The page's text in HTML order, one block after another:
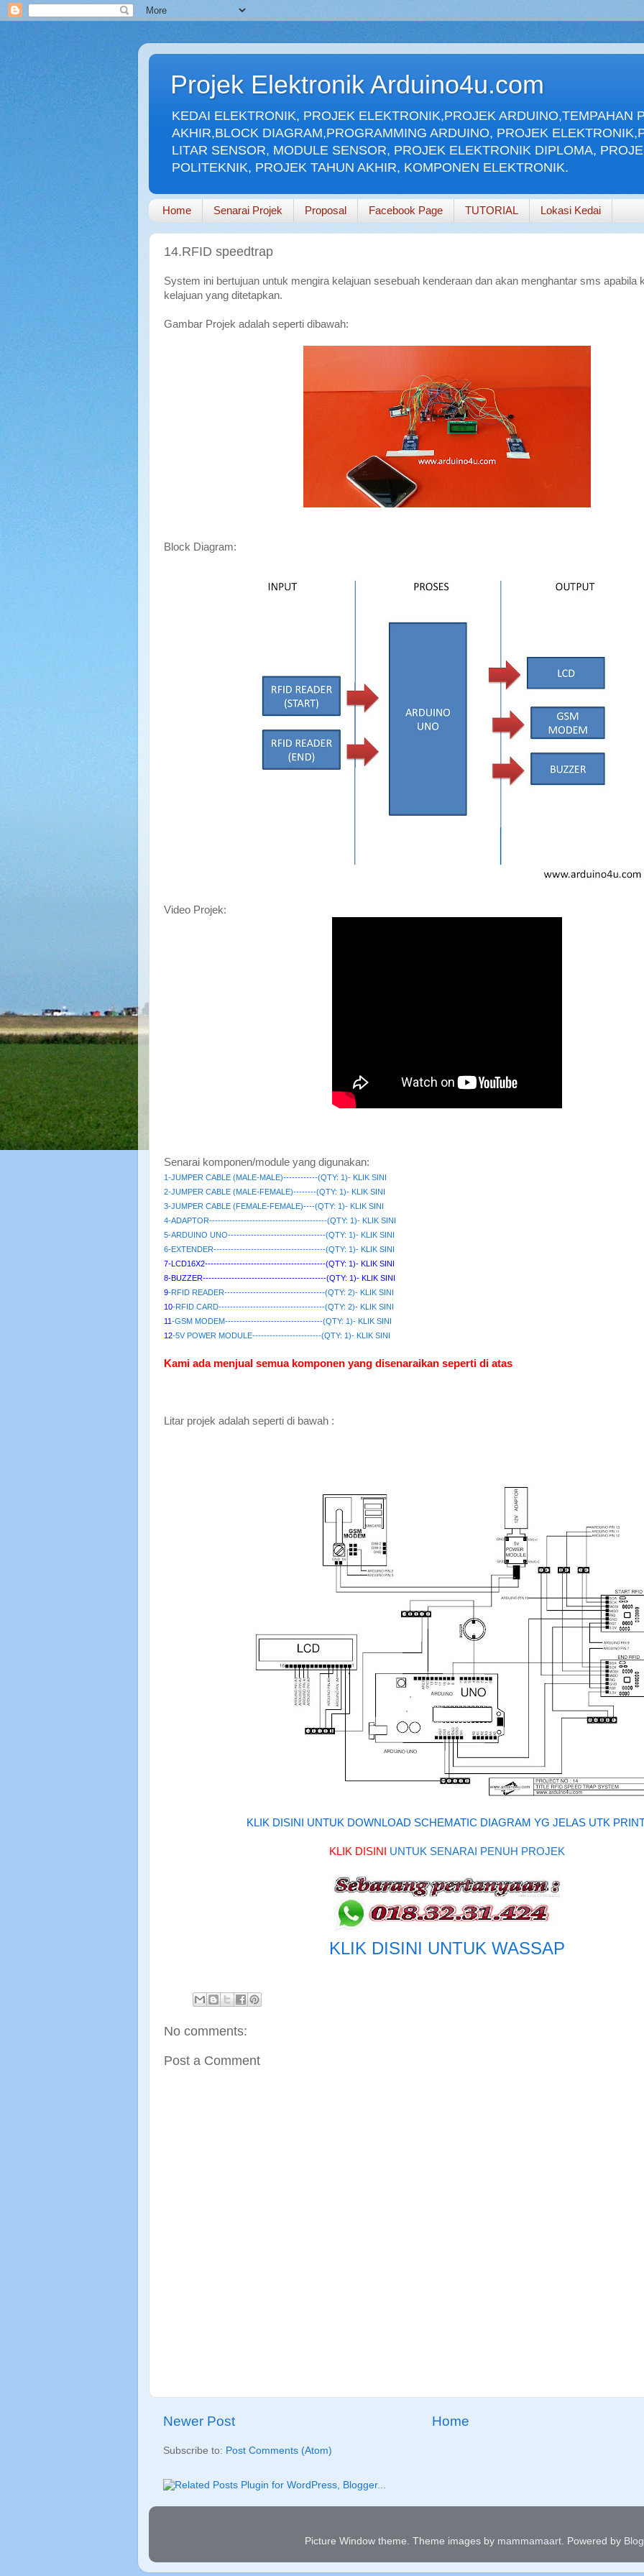
Projek Elektronik Arduino4u.com
KEDAI ELEKTRONIK, PROJEK ELEKTRONIK,PROJEK ARDUINO,TEMPAHAN
AKHIR,BLOCK DIAGRAM,PROGRAMMING ARDUINO, PROJEK
LITAR SENSOR, MODULE SENSOR, PROJEK ELEKTRONIK DIPLOMA,
POLITEKNIK, PROJEK TAHUN AKHIR, KOMPONEN ELEKTRONIK.
Home Senarai Projek Proposal Facebook Page TUTORIAL Lokasi Kedai
14.RFID speedtrap
System ini bertujuan untuk mengira kelajuan sesebuah kenderaan dan akan menghantar sms apabila
kelajuan yang ditetapkan.
Gambar Projek adalah seperti dibawah:
Block Diagram:
Video Projek:
Senarai komponen/module yang digunakan:
1-JUMPER CABLE (MALE-MALE)------------(QTY: 1)- KLIK SINI
2-JUMPER CABLE (MALE-FEMALE)--------(QTY: 1)- KLIK SINI
3-JUMPER CABLE (FEMALE-FEMALE)----(QTY: 1)- KLIK SINI
4-ADAPTOR-----------------------------------------(QTY: 1)- KLIK SINI
5-ARDUINO UNO----------------------------------(QTY: 1)- KLIK SINI
6-EXTENDER---------------------------------------(QTY: 1)- KLIK SINI
7-LCD16X2------------------------------------------(QTY: 1)- KLIK SINI
8-BUZZER-------------------------------------------(QTY: 1)- KLIK SINI
9-RFID READER-----------------------------------(QTY: 2)- KLIK SINI
10-RFID CARD-------------------------------------(QTY: 2)- KLIK SINI
11-GSM MODEM----------------------------------(QTY: 1)- KLIK SINI
12-5V POWER MODULE------------------------(QTY: 1)- KLIK SINI
Kami ada menjual semua komponen yang disenaraikan seperti di atas
Litar projek adalah seperti di bawah :
KLIK DISINI UNTUK DOWNLOAD SCHEMATIC DIAGRAM YG JELAS UTK
KLIK DISINI UNTUK SENARAI PENUH PROJEK
KLIK DISINI UNTUK WASSAP
No comments:
Post a Comment
Newer Post Home
Subscribe to: Post Comments (Atom)
Picture Window theme. Theme images by mammamaart. Powered by